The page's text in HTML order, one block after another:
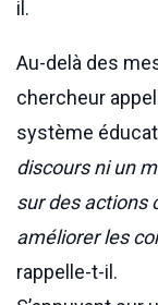
il.
Au-delà des
chercheur
système
discours ni un
sur des actions
améliorer les
rappelle-t-il.